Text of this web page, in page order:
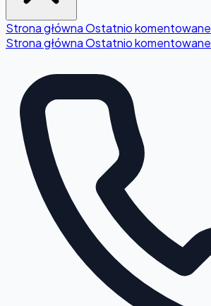
Strona głównaOstatnio komentowane
Strona głównaOstatnio komentowane